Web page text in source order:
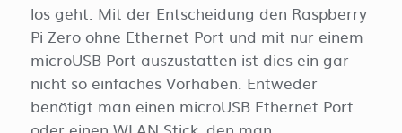
los geht. Mit der Entscheidung den Raspberry
Pi Zero ohne Ethernet Port und mit nur einem
microUSB Port auszustatten ist dies ein gar
nicht so einfaches Vorhaben. Entweder
benötigt man einen microUSB Ethernet Port
oder einen WLAN Stick, den man